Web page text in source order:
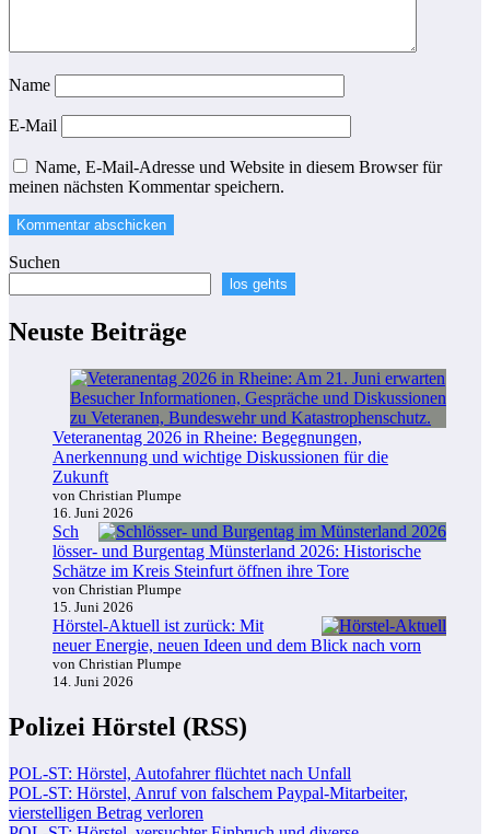
Name
E-Mail
Name, E-Mail-Adresse und Website in diesem Browser für
meinen nächsten Kommentar speichern.
Suchen
los gehts
Neuste Beiträge
Veteranentag 2026 in Rheine: Begegnungen,
Anerkennung und wichtige Diskussionen für die
Zukunft
von Christian Plumpe
16. Juni 2026
Sch
lösser- und Burgentag Münsterland 2026: Historische
Schätze im Kreis Steinfurt öffnen ihre Tore
von Christian Plumpe
15. Juni 2026
Hörstel-Aktuell ist zurück: Mit
neuer Energie, neuen Ideen und dem Blick nach vorn
von Christian Plumpe
14. Juni 2026
Polizei Hörstel (RSS)
POL-ST: Hörstel, Autofahrer flüchtet nach Unfall
POL-ST: Hörstel, Anruf von falschem Paypal-Mitarbeiter,
vierstelligen Betrag verloren